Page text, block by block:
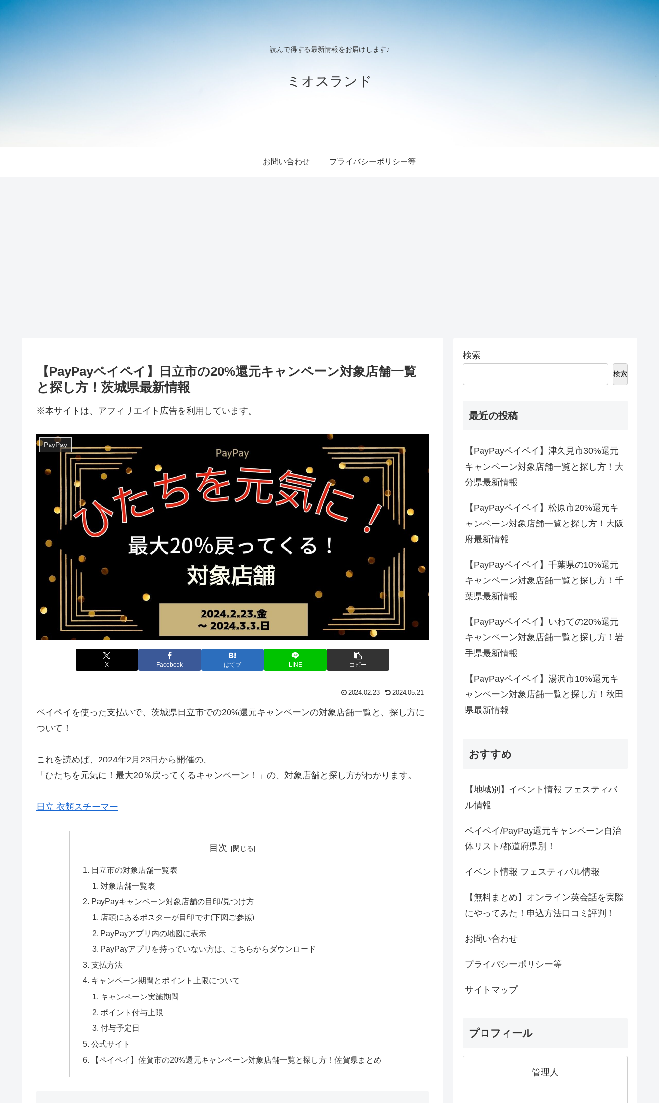
読んで得する最新情報をお届けします♪
ミオスランド
お問い合わせ プライバシーポリシー等
【PayPayペイペイ】日立市の20%還元キャンペーン対象店舗一覧
と探し方！茨城県最新情報
※本サイトは、アフィリエイト広告を利用しています。
PayPay
X Facebook はてブ LINE コピー
2024.02.23 2024.05.21
ペイペイを使った支払いで、茨城県日立市での20%還元キャンペーンの対象店舗一覧と、探し方に
ついて！
これを読めば、2024年2月23日から開催の、
「ひたちを元気に！最大20％戻ってくるキャンペーン！」の、対象店舗と探し方がわかります。
日立 衣類スチーマー
目次
日立市の対象店舗一覧表
対象店舗一覧表
PayPayキャンペーン対象店舗の目印/見つけ方
店頭にあるポスターが目印です(下図ご参照)
PayPayアプリ内の地図に表示
PayPayアプリを持っていない方は、こちらからダウンロード
支払方法
キャンペーン期間とポイント上限について
キャンペーン実施期間
ポイント付与上限
付与予定日
公式サイト
【ペイペイ】佐賀市の20%還元キャンペーン対象店舗一覧と探し方！佐賀県まとめ
検索
検索
最近の投稿
【PayPayペイペイ】津久見市30%還元
キャンペーン対象店舗一覧と探し方！大
分県最新情報
【PayPayペイペイ】松原市20%還元キ
ャンペーン対象店舗一覧と探し方！大阪
府最新情報
【PayPayペイペイ】千葉県の10%還元
キャンペーン対象店舗一覧と探し方！千
葉県最新情報
【PayPayペイペイ】いわての20%還元
キャンペーン対象店舗一覧と探し方！岩
手県最新情報
【PayPayペイペイ】湯沢市10%還元キ
ャンペーン対象店舗一覧と探し方！秋田
県最新情報
おすすめ
【地域別】イベント情報 フェスティバ
ル情報
ペイペイ/PayPay還元キャンペーン自治
体リスト/都道府県別！
イベント情報 フェスティバル情報
【無料まとめ】オンライン英会話を実際
にやってみた！申込方法口コミ評判！
お問い合わせ
プライバシーポリシー等
サイトマップ
プロフィール
管理人